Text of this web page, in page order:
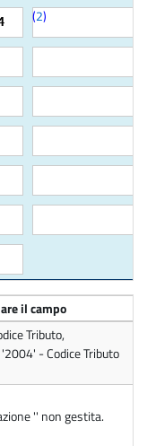
(2)
il campo
Tributo,
- Codice Tributo
'' non gestita.